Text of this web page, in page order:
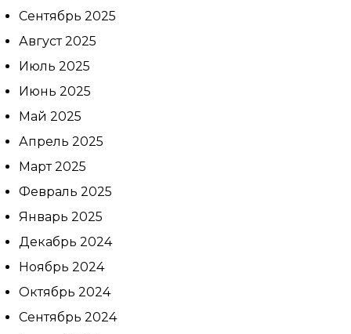
Сентябрь 2025
Август 2025
Июль 2025
Июнь 2025
Май 2025
Апрель 2025
Март 2025
Февраль 2025
Январь 2025
Декабрь 2024
Ноябрь 2024
Октябрь 2024
Сентябрь 2024